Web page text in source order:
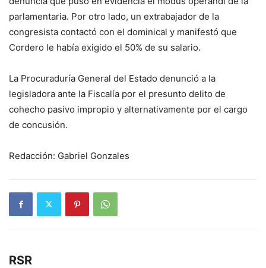
parlamentaria. Por otro lado, un extrabajador de la
congresista contactó con el dominical y manifestó que
Cordero le había exigido el 50% de su salario.
La Procuraduría General del Estado denunció a la
legisladora ante la Fiscalía por el presunto delito de
cohecho pasivo impropio y alternativamente por el cargo
de concusión.
Redacción: Gabriel Gonzales
RSR